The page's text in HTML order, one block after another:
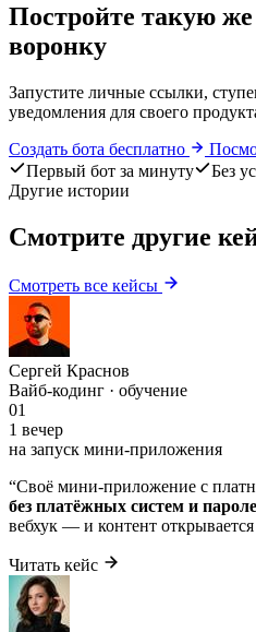
Постройте такую же
воронку
Запустите личные ссылки,
уведомления для своего
Создать бота бесплатно
Первый бот за минуту
Без
Другие истории
Смотрите другие
Смотреть все кейсы
Сергей Краснов
Вайб-кодинг · обучение
01
1 вечер
на запуск мини-приложения
“Своё мини-приложение с
без платёжных систем и
вебхук — и контент
Читать кейс